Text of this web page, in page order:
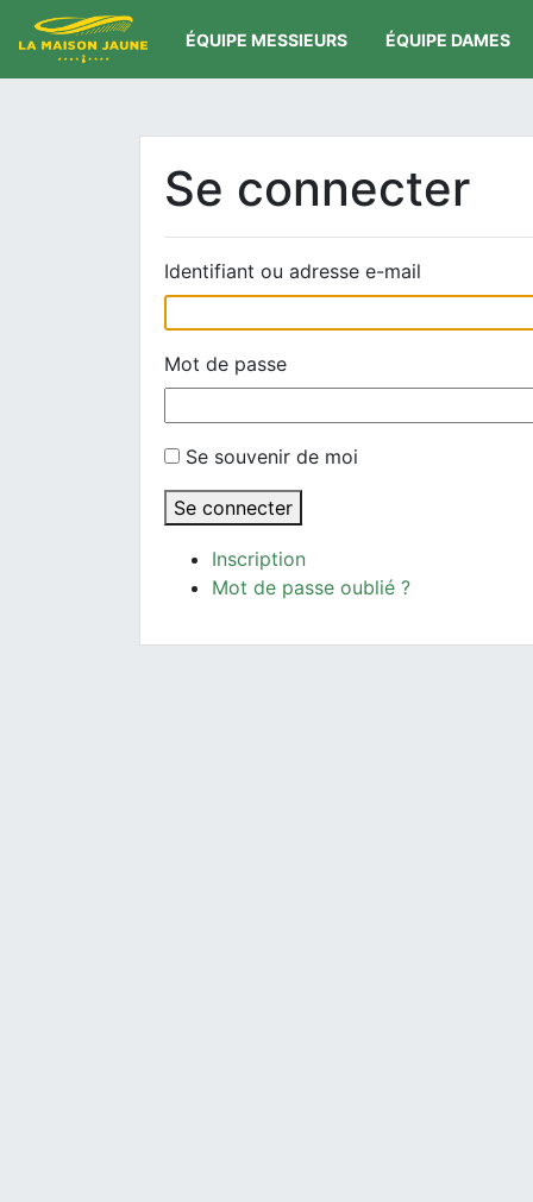
ÉQUIPE MESSIEURS ÉQUIPE DAMES
Se connecter
Identifiant ou adresse e-mail
Mot de passe
Se souvenir de moi
Se connecter
Inscription
Mot de passe oublié ?